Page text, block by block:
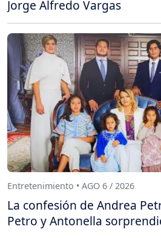
Jorge Alfredo Vargas
Entretenimiento • AGO 6 / 2026
La confesión de Andrea
Petro y Antonella